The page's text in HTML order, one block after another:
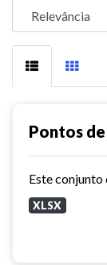
Pontos
XLSX